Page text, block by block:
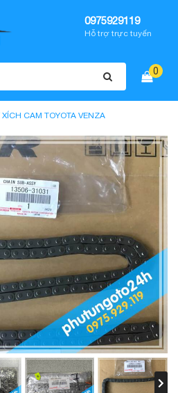
0975929119
Hỗ trợ trực tuyến
0
XÍCH CAM TOYOTA VENZA